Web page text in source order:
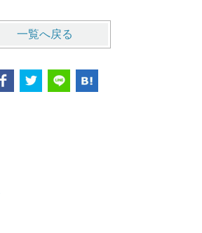
一覧へ戻る